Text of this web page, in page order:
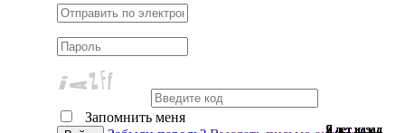
9 лет назад
9 лет назад
7 лет назад
9 лет назад
9 лет назад
9 лет назад
9 лет назад
9 лет назад
9 лет назад
9 лет назад
9 лет назад
9 лет назад
9 лет назад
9 лет назад
7 лет назад
9 лет назад
9 лет назад
9 лет назад
9 лет назад
9 лет назад
9 лет назад
7 лет назад
9 лет назад
6 лет назад
9 лет назад
9 лет назад
6 лет назад
9 лет назад
2 лет назад
9 лет назад
9 лет назад
Запомнить меня